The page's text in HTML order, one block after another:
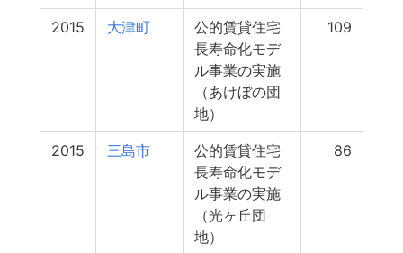
2015 大津町
公的賃貸住宅
長寿命化モデ
ル事業の実施
（あけぼの団
地）
109
2015 三島市
公的賃貸住宅
長寿命化モデ
ル事業の実施
（光ヶ丘団
地）
86